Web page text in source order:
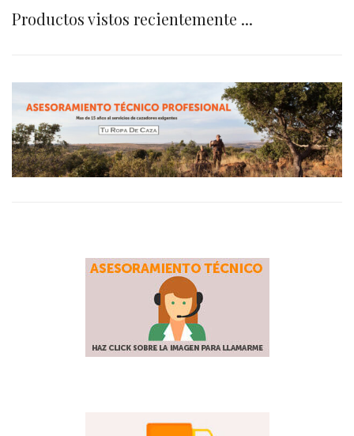
Productos vistos recientemente ...